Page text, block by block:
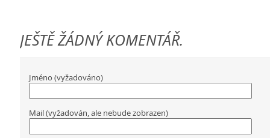
JEŠTĚ ŽÁDNÝ KOMENTÁŘ.
Jméno (vyžadováno)
Mail (vyžadován, ale nebude zobrazen)